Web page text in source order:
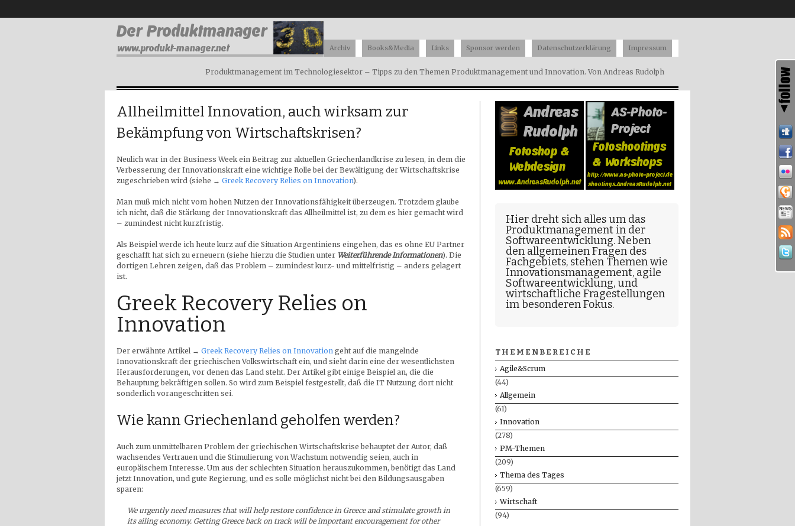
Produktmanagement im Technologiesektor – Tipps zu den Themen Produktmanagement und Innovation. Von Andreas Rudolph
Archiv Books&Media Links Sponsor werden Datenschutzerklärung Impressum
Allheilmittel Innovation, auch wirksam zur
Bekämpfung von Wirtschaftskrisen?
Neulich war in der Business Week ein Beitrag zur aktuellen Griechenlandkrise zu lesen, in dem die
Verbesserung der Innovationskraft eine wichtige Rolle bei der Bewältigung der Wirtschaftskrise
zugeschrieben wird (siehe → Greek Recovery Relies on Innovation).
Man muß mich nicht vom hohen Nutzen der Innovationsfähigkeit überzeugen. Trotzdem glaube
ich nicht, daß die Stärkung der Innovationskraft das Allheilmittel ist, zu dem es hier gemacht wird
– zumindest nicht kurzfristig.
Als Beispiel werde ich heute kurz auf die Situation Argentiniens eingehen, das es ohne EU Partner
geschafft hat sich zu erneuern (siehe hierzu die Studien unter Weiterführende Informationen). Die
dortigen Lehren zeigen, daß das Problem – zumindest kurz- und mittelfristig – anders gelagert
ist.
Greek Recovery Relies on
Innovation
Der erwähnte Artikel → Greek Recovery Relies on Innovation geht auf die mangelnde
Innovationskraft der griechischen Volkswirtschaft ein, und sieht darin eine der wesentlichsten
Herausforderungen, vor denen das Land steht. Der Artikel gibt einige Beispiel an, die die
Behauptung bekräftigen sollen. So wird zum Beispiel festgestellt, daß die IT Nutzung dort nicht
sonderlich vorangeschritten sei.
Wie kann Griechenland geholfen werden?
Auch zum unmittelbaren Problem der griechischen Wirtschaftskrise behauptet der Autor, daß
wachsendes Vertrauen und die Stimulierung von Wachstum notwendig seien, auch in
europäischem Interesse. Um aus der schlechten Situation herauszukommen, benötigt das Land
jetzt Innovation, und gute Regierung, und es solle möglichst nicht bei den Bildungsausgaben
sparen:
We urgently need measures that will help restore confidence in Greece and stimulate growth in
its ailing economy. Getting Greece back on track will be important encouragement for other
Hier dreht sich alles um das
Produktmanagement in der
Softwareentwicklung. Neben
den allgemeinen Fragen des
Fachgebiets, stehen Themen wie
Innovationsmanagement, agile
Softwareentwicklung, und
wirtschaftliche Fragestellungen
im besonderen Fokus.
THEMENBEREICHE
Agile&Scrum
(44)
Allgemein
(61)
Innovation
(278)
PM-Themen
(209)
Thema des Tages
(659)
Wirtschaft
(94)